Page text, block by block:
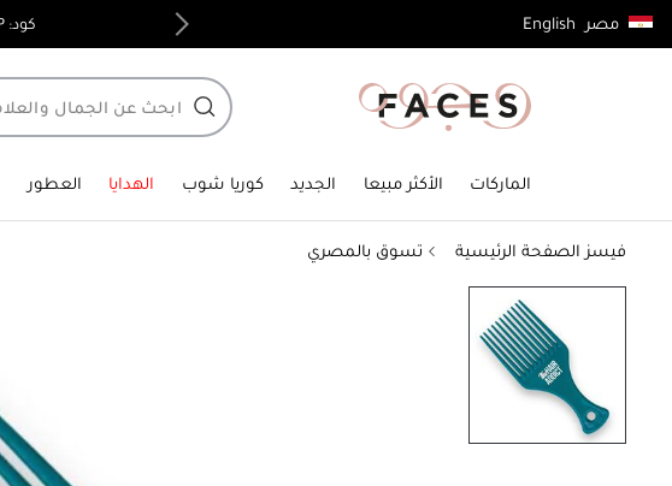
مصر English كود: APP لخصم 15٪, الحد الأدنى للتسوق 5,000 جنيه توصيل مجاني لجميع الطلبات فوق 4,000ج.م
الماركات الأكثر مبيعا الجديد كوريا شوب الهدايا العطور
فيسز الصفحة الرئيسية تسوق بالمصري